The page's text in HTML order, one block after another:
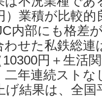
）業積が比較
内部にも格差
わせた私鉄総連
円＋生活
二年連続スト
げ結果は、全国